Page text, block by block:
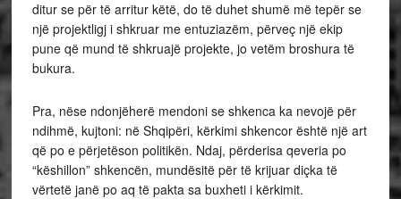
ditur se për të arritur këtë, do të duhet shumë më tepër se
një projektligj i shkruar me entuziazëm, përveç një ekip
pune që mund të shkruajë projekte, jo vetëm broshura të
bukura.
Pra, nëse ndonjëherë mendoni se shkenca ka nevojë për
ndihmë, kujtoni: në Shqipëri, kërkimi shkencor është një art
që po e përjetëson politikën. Ndaj, përderisa qeveria po
“këshillon” shkencën, mundësitë për të krijuar diçka të
vërtetë janë po aq të pakta sa buxheti i kërkimit.